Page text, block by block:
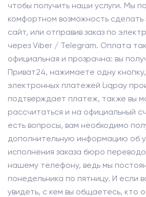
чтобы получить наши услуги. Мы
комфортном возможность сделать
сайт, или отправив заказ по
через Viber / Telegram. Оплата
официальная и прозрачна: вы
Приват24, нажимаете одну
электронных платежей Liqpay
подтверждает платеж, также вы
рассчитаться и на официальный
есть вопросы, вам необходимо
дополнительную информацию об
исполнения заказа бюро
нашему телефону, ведь мы
понедельника по пятницу. И если
увидеть, с кем вы общаетесь, кто